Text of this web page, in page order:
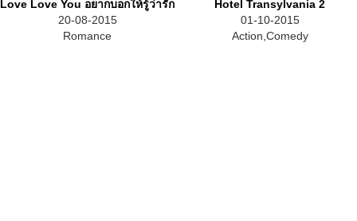
Love Love You อยากบอกให้รู้ว่ารัก
20-08-2015
Romance
Hotel Transylvania 2
01-10-2015
Action,Comedy